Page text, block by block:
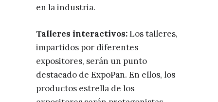
en la industria.
Talleres interactivos:Los talleres,
impartidos por diferentes
expositores, serán un punto
destacado de ExpoPan. En ellos, los
productos estrella de los